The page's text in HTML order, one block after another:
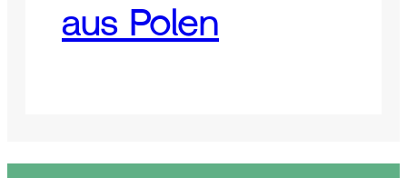
aus Polen